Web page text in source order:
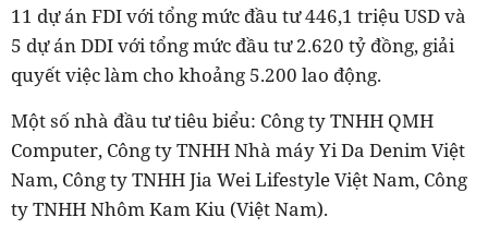
11 dự án FDI với tổng mức đầu tư 446,1 triệu USD và
5 dự án DDI với tổng mức đầu tư 2.620 tỷ đồng, giải
quyết việc làm cho khoảng 5.200 lao động.
Một số nhà đầu tư tiêu biểu: Công ty TNHH QMH
Computer, Công ty TNHH Nhà máy Yi Da Denim Việt
Nam, Công ty TNHH Jia Wei Lifestyle Việt Nam, Công
ty TNHH Nhôm Kam Kiu (Việt Nam).